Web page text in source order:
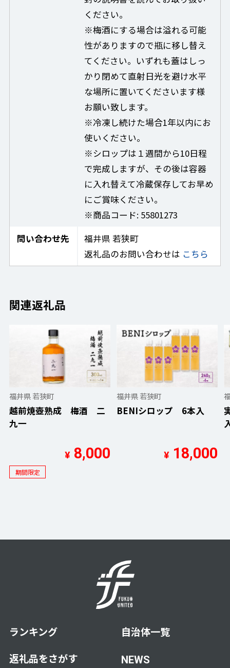
ください。
※梅酒にする場合は溢れる可能
性がありますので瓶に移し替え
てください。いずれも蓋はしっ
かり閉めて直射日光を避け水平
な場所に置いてくださいます様
お願い致します。
※冷凍し続けた場合1年以内にお
使いください。
※シロップは１週間から10日程
で完成しますが、その後は容器
に入れ替えて冷蔵保存してお早め
にご賞味ください。
※商品コード: 55801273
問い合わせ先
福井県 若狭町
返礼品のお問い合わせは こちら
関連返礼品
福井県 若狭町
越前焼壺熟成 梅酒 二
九一
¥ 8,000
期間限定
福井県 若狭町
BENIシロップ 6本入
¥ 18,000
ランキング
返礼品をさがす
自治体一覧
NEWS